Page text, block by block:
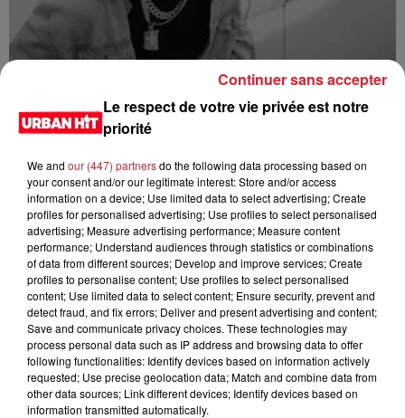
Shallipopi - Laho III (feat. Rauw Alejandro)
Le respect de votre vie privée est notre
priorité
We and our (447) partnersdo the following data processing based on
your consent and/or our legitimate interest: Store and/or access
information on a device; Use limited data to select advertising; Create
profiles for personalised advertising; Use profiles to select personalised
advertising; Measure advertising performance; Measure content
performance; Understand audiences through statistics or combinations
of data from different sources; Develop and improve services; Create
profiles to personalise content; Use profiles to select personalised
content; Use limited data to select content; Ensure security, prevent and
detect fraud, and fix errors; Deliver and present advertising and content;
Save and communicate privacy choices. These technologies may
process personal data such as IP address and browsing data to offer
following functionalities: Identify devices based on information actively
requested; Use precise geolocation data; Match and combine data from
other data sources; Link different devices; Identify devices based on
information transmitted automatically.
Continuer sans accepter